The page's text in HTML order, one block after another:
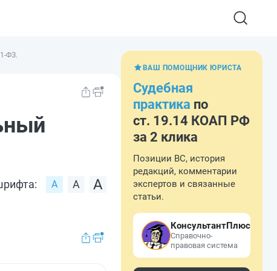
ФЗ.
ВАШ ПОМОЩНИК ЮРИСТА
Судебная
практика по
ст. 19.14 КОАП РФ
за 2 клика
Позиции ВС, история
редакций, комментарии
экспертов и связанные
статьи.
КонсультантПлюс
Справочно-
правовая система